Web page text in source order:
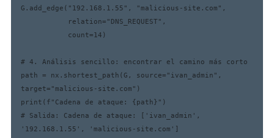
G.add_edge("192.168.1.55", "malicious-site.com",
# 4. Análisis sencillo: encontrar el camino más corto
path = nx.shortest_path(G, source="ivan_admin",
target="malicious-site.com")
print(f"Cadena de ataque: {path}")
# Salida: Cadena de ataque: ['ivan_admin',